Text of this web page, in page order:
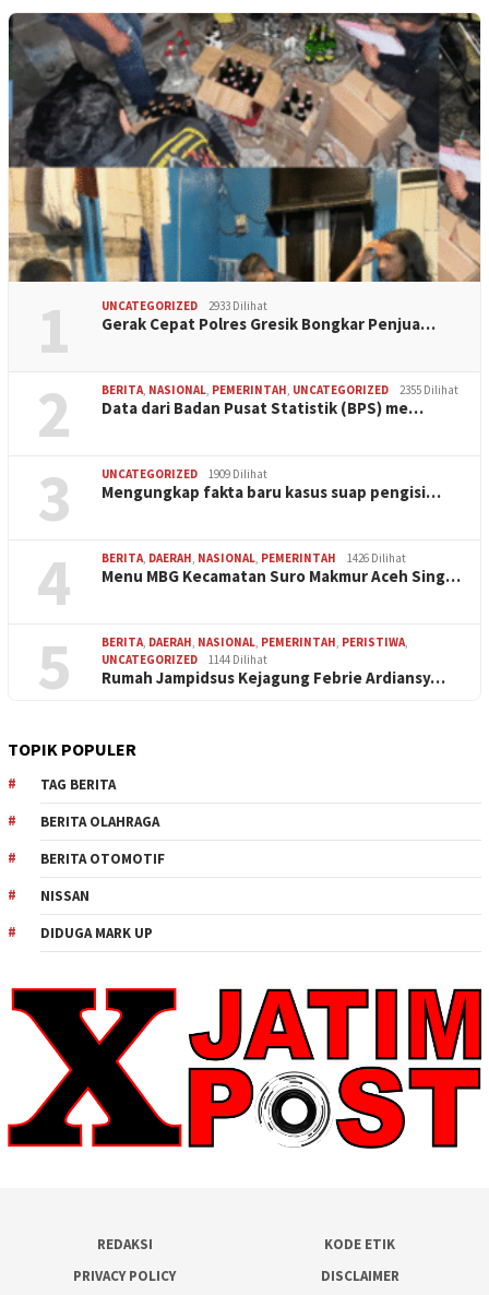
1 UNCATEGORIZED 2933 Dilihat
Gerak Cepat Polres Gresik Bongkar Penjua…
2 BERITA, NASIONAL, PEMERINTAH, UNCATEGORIZED 2355 Dilihat
Data dari Badan Pusat Statistik (BPS) me…
3 UNCATEGORIZED 1909 Dilihat
Mengungkap fakta baru kasus suap pengisi…
4 BERITA, DAERAH, NASIONAL, PEMERINTAH 1426 Dilihat
Menu MBG Kecamatan Suro Makmur Aceh Sing…
5 BERITA, DAERAH, NASIONAL, PEMERINTAH, PERISTIWA,
UNCATEGORIZED
1144 Dilihat
Rumah Jampidsus Kejagung Febrie Ardiansy…
TOPIK POPULER
TAG BERITA
BERITA OLAHRAGA
BERITA OTOMOTIF
NISSAN
DIDUGA MARK UP
REDAKSI
KODE ETIK
PRIVACY POLICY
DISCLAIMER